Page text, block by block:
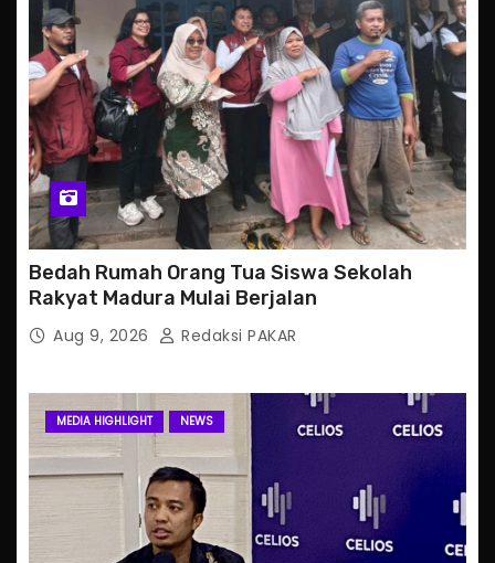
Bedah Rumah Orang Tua Siswa Sekolah
Rakyat Madura Mulai Berjalan
Aug 9, 2026 Redaksi PAKAR
MEDIA HIGHLIGHT NEWS